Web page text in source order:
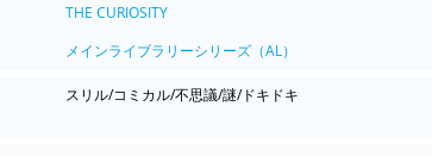
THE CURIOSITY
メインライブラリーシリーズ（AL）
スリル/コミカル/不思議/謎/ドキドキ